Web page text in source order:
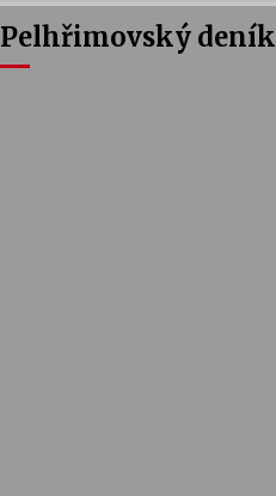
Pelhřimovský deník